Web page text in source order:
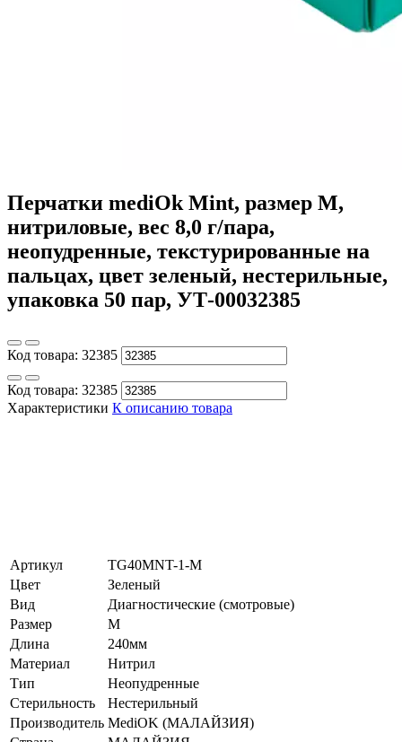
Перчатки mediOk Mint, размер M,
нитриловые, вес 8,0 г/пара,
неопудренные, текстурированные на
пальцах, цвет зеленый, нестерильные,
упаковка 50 пар, УТ-00032385
Код товара: 32385
Код товара: 32385
Характеристики К описанию товара
Артикул
TG40MNT-1-M
Цвет
Зеленый
Вид
Диагностические (смотровые)
Размер
M
Длина
240мм
Материал
Нитрил
Тип
Неопудренные
Стерильность
Нестерильный
Производитель MediOK (МАЛАЙЗИЯ)